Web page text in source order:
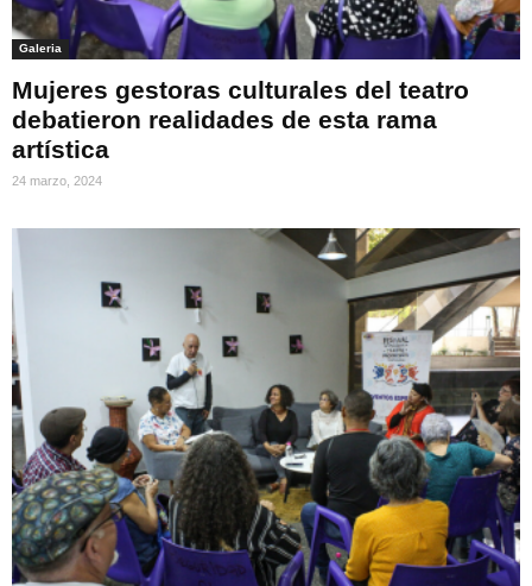
Galeria
Mujeres gestoras culturales del teatro
debatieron realidades de esta rama
artística
24 marzo, 2024